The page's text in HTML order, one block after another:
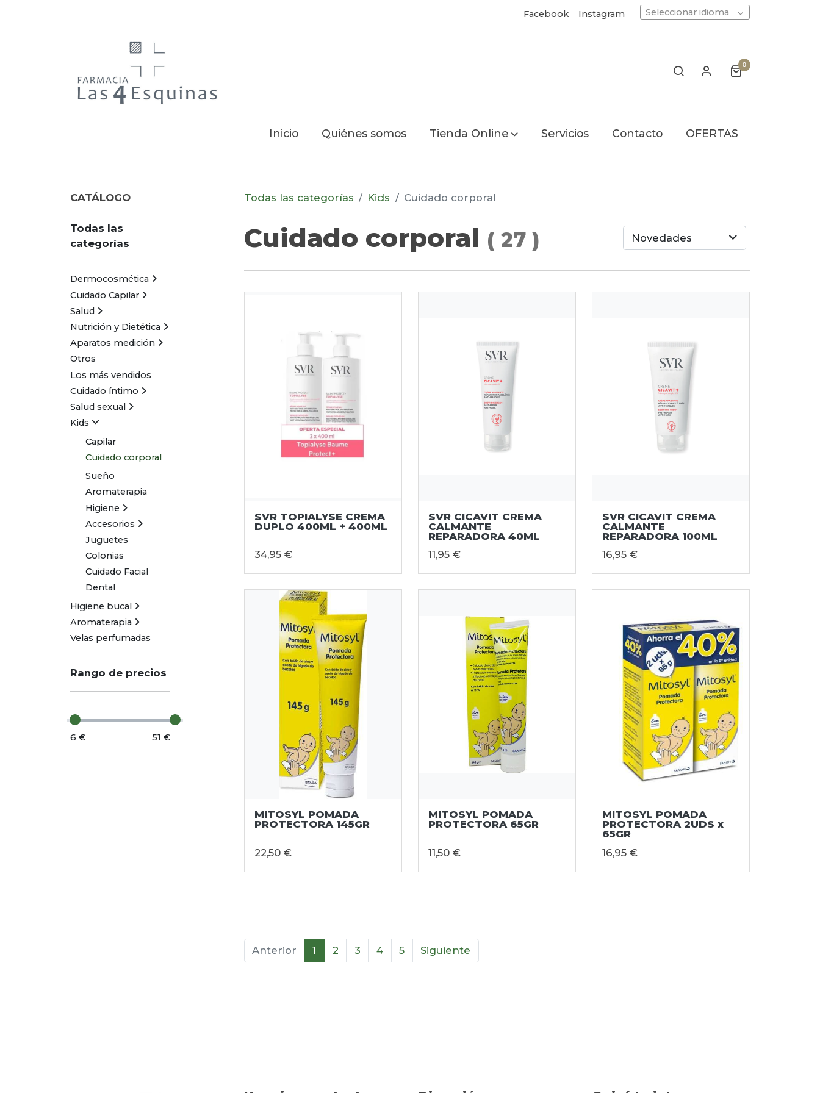
Facebook Instagram Seleccionar idioma
0
Inicio Quiénes somos Tienda Online Servicios Contacto OFERTAS
CATÁLOGO
Todas las
categorías
Dermocosmética
Cuidado Capilar
Salud
Nutrición y Dietética
Aparatos medición
Otros
Los más vendidos
Cuidado íntimo
Salud sexual
Kids
Capilar
Cuidado corporal
Sueño
Aromaterapia
Higiene
Accesorios
Juguetes
Colonias
Cuidado Facial
Dental
Higiene bucal
Aromaterapia
Velas perfumadas
Rango de precios
6 € 51 €
Todas las categorías Kids Cuidado corporal
Cuidado corporal ( 27 ) Novedades
SVR TOPIALYSE CREMA
DUPLO 400ML + 400ML
34,95 €
SVR CICAVIT CREMA
CALMANTE
REPARADORA 40ML
11,95 €
SVR CICAVIT CREMA
CALMANTE
REPARADORA 100ML
16,95 €
MITOSYL POMADA
PROTECTORA 145GR
22,50 €
MITOSYL POMADA
PROTECTORA 65GR
11,50 €
MITOSYL POMADA
PROTECTORA 2UDS x
65GR
16,95 €
Anterior 1 2 3 4 5 Siguiente